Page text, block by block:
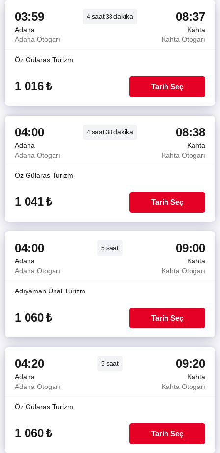
03:59 4 saat38dakika 08:37
Adana
Kahta
Adana Otogarı
Kahta Otogarı
Öz Gülaras Turizm
1 016₺ Tarih Seç
04:00 4 saat38dakika 08:38
Adana
Kahta
Adana Otogarı
Kahta Otogarı
Öz Gülaras Turizm
1 041₺ Tarih Seç
04:00 5 saat 09:00
Adana
Kahta
Adana Otogarı
Kahta Otogarı
Adıyaman Ünal Turizm
1 060₺ Tarih Seç
04:20 5 saat 09:20
Adana
Kahta
Adana Otogarı
Kahta Otogarı
Öz Gülaras Turizm
1 060₺ Tarih Seç